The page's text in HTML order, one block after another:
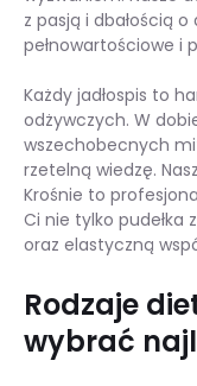
z pasją i dbałością
pełnowartościowe i
Każdy jadłospis to
odżywczych. W
wszechobecnych
rzetelną wiedzę.
Krośnie to
Ci nie tylko pudełka
oraz elastyczną
Rodzaje
wybrać